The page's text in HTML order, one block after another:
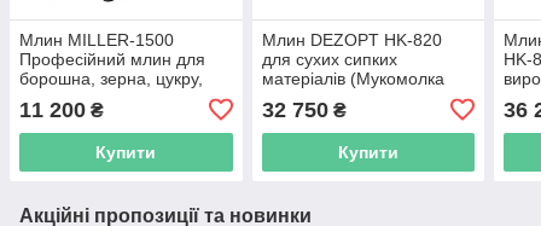
Млин MILLER-1500
Професійний млин для
борошна, зерна, цукру,
11 200 ₴
Купити
Млин DEZOPT HK-820
для сухих сипких
матеріалів (Мукомолка
борошна) 150 кг/год
32 750₴
Купити
HK-
36
Акційні пропозиції та новинки